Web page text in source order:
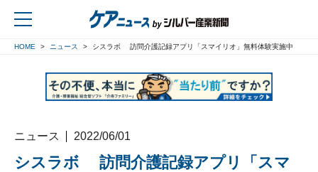
HOME ニュース シスラボ 訪問介護記録アプリ「スマイリオ」無料体験実施中
ニュース 2022/06/01
シスラボ 訪問介護記録アプリ「スマ